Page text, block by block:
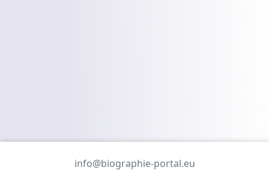
info@biographie-portal.eu